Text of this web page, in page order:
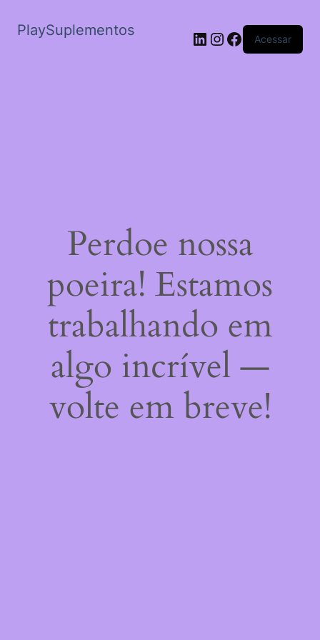
PlaySuplementos LinkedIn
Instagram
Facebook
Acessar
Perdoe nossa
poeira! Estamos
trabalhando em
algo incrível —
volte em breve!